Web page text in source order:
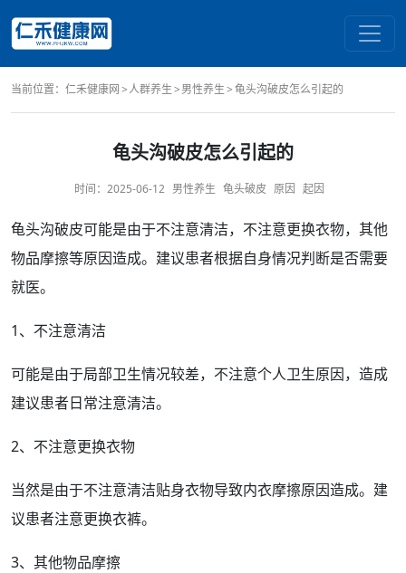
当前位置： 仁禾健康网 人群养生 男性养生 龟头沟破皮怎么引起的
龟头沟破皮怎么引起的
时间： 2025-06-12 男性养生 龟头破皮 原因 起因
龟头沟破皮可能是由于不注意清洁，不注意更换衣物，其他
物品摩擦等原因造成。建议患者根据自身情况判断是否需要
就医。
1、不注意清洁
可能是由于局部卫生情况较差，不注意个人卫生原因，造成
建议患者日常注意清洁。
2、不注意更换衣物
当然是由于不注意清洁贴身衣物导致内衣摩擦原因造成。建
议患者注意更换衣裤。
3、其他物品摩擦